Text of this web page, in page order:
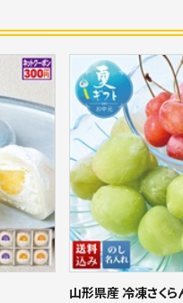
山形県産 冷凍さくら